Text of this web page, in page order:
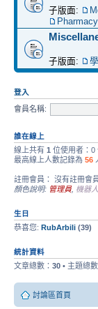
子版面:
子版面:
登入
會員名稱:
誰在線上
線上共有 1 位使用者：0
最高線上人數記錄為 56
註冊會員： 沒有註冊會
顏色說明: 管理員 機器人
生日
恭喜您: RubArbili (39)
統計資料
文章總數： 30 • 主題總數
討論區首頁